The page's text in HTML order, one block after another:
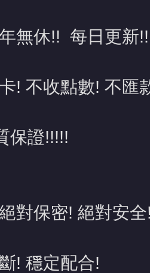
無休!! 每日更新
! 不收點數! 不匯
保證!!!!!
對保密! 絕對安
! 穩定配合!